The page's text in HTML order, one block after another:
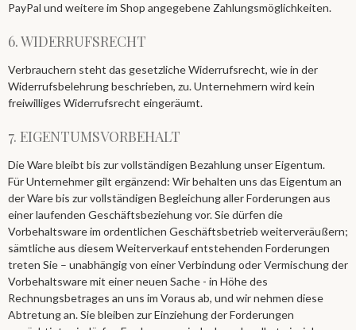
PayPal und weitere im Shop angegebene Zahlungsmöglichkeiten.
6. WIDERRUFSRECHT
Verbrauchern steht das gesetzliche Widerrufsrecht, wie in der
Widerrufsbelehrung beschrieben, zu. Unternehmern wird kein
freiwilliges Widerrufsrecht eingeräumt.
7. EIGENTUMSVORBEHALT​​​​​​​
Die Ware bleibt bis zur vollständigen Bezahlung unser Eigentum.
Für Unternehmer gilt ergänzend: Wir behalten uns das Eigentum an
der Ware bis zur vollständigen Begleichung aller Forderungen aus
einer laufenden Geschäftsbeziehung vor. Sie dürfen die
Vorbehaltsware im ordentlichen Geschäftsbetrieb weiterveräußern;
sämtliche aus diesem Weiterverkauf entstehenden Forderungen
treten Sie – unabhängig von einer Verbindung oder Vermischung der
Vorbehaltsware mit einer neuen Sache - in Höhe des
Rechnungsbetrages an uns im Voraus ab, und wir nehmen diese
Abtretung an. Sie bleiben zur Einziehung der Forderungen